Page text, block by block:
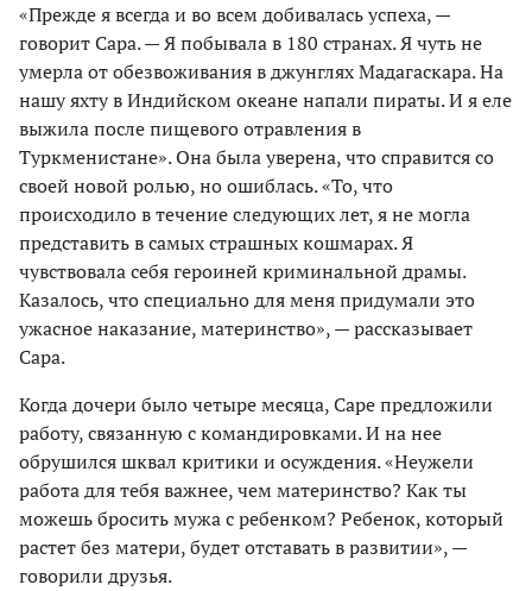
«Прежде я всегда и во всем добивалась успеха, —
говорит Сара. — Я побывала в 180 странах. Я чуть не
умерла от обезвоживания в джунглях Мадагаскара. На
нашу яхту в Индийском океане напали пираты. И я еле
выжила после пищевого отравления в
Туркменистане». Она была уверена, что справится со
своей новой ролью, но ошиблась. «То, что
происходило в течение следующих лет, я не могла
представить в самых страшных кошмарах. Я
чувствовала себя героиней криминальной драмы.
Казалось, что специально для меня придумали это
ужасное наказание, материнство», — рассказывает
Сара.
Когда дочери было четыре месяца, Саре предложили
работу, связанную с командировками. И на нее
обрушился шквал критики и осуждения. «Неужели
работа для тебя важнее, чем материнство? Как ты
можешь бросить мужа с ребенком? Ребенок, который
растет без матери, будет отставать в развитии», —
говорили друзья.